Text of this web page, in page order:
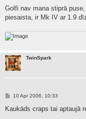
Golfi nav mana stiprā
piesaista, ir Mk IV ar 1.9
TwinSpark
P
s
10 Apr 2006, 10:33
Kaukāds craps tai aptaujā